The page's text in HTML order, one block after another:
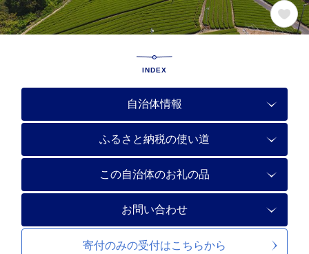
INDEX
自治体情報
ふるさと納税の使い道
この自治体のお礼の品
お問い合わせ
寄付のみの受付はこちらから